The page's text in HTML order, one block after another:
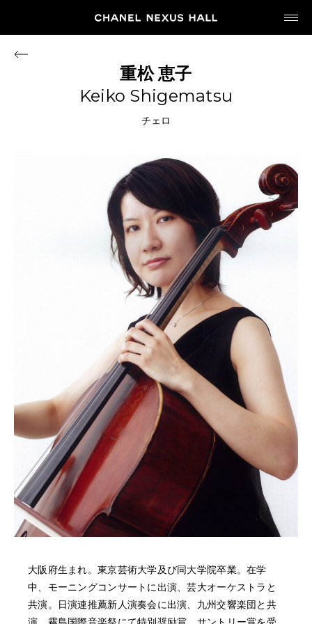
MY CHANEL NEXUS
HOME
PROGRAM
2026
ARCHIVE
NEWS
FEATURED
ABOUT US
重松 恵子
Keiko Shigematsu
チェロ
大阪府生まれ。東京芸術大学及び同大学院卒業。在学
中、モーニングコンサートに出演、芸大オーケストラと
共演。日演連推薦新人演奏会に出演、九州交響楽団と共